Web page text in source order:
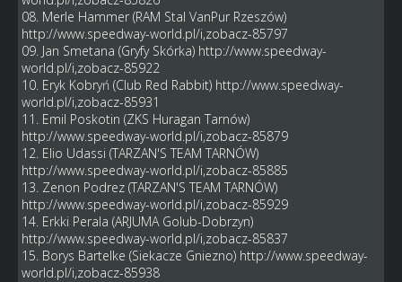
08. Merle Hammer (RAM Stal VanPur Rzeszów)
http://www.speedway-world.pl/i,zobacz-85797
09. Jan Smetana (Gryfy Skórka) http://www.speedway-
world.pl/i,zobacz-85922
10. Eryk Kobryń (Club Red Rabbit) http://www.speedway-
world.pl/i,zobacz-85931
11. Emil Poskotin (ZKS Huragan Tarnów)
http://www.speedway-world.pl/i,zobacz-85879
12. Elio Udassi (TARZAN'S TEAM TARNÓW)
http://www.speedway-world.pl/i,zobacz-85885
13. Zenon Podrez (TARZAN'S TEAM TARNÓW)
http://www.speedway-world.pl/i,zobacz-85929
14. Erkki Perala (ARJUMA Golub-Dobrzyn)
http://www.speedway-world.pl/i,zobacz-85837
15. Borys Bartelke (Siekacze Gniezno) http://www.speedway-
world.pl/i,zobacz-85938